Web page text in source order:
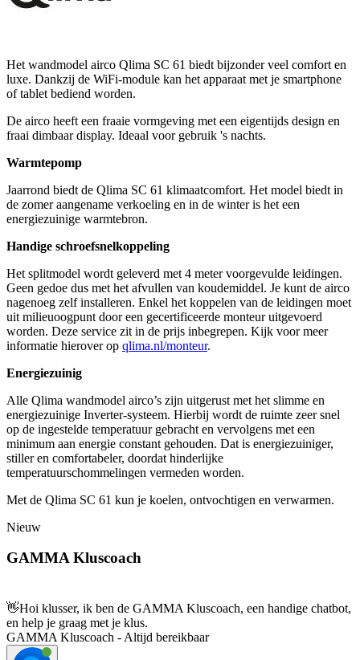
Het wandmodel airco Qlima SC 61 biedt bijzonder veel comfort en
luxe. Dankzij de WiFi-module kan het apparaat met je smartphone
of tablet bediend worden.
De airco heeft een fraaie vormgeving met een eigentijds design en
fraai dimbaar display. Ideaal voor gebruik 's nachts.
Warmtepomp
Jaarrond biedt de Qlima SC 61 klimaatcomfort. Het model biedt in
de zomer aangename verkoeling en in de winter is het een
energiezuinige warmtebron.
Handige schroefsnelkoppeling
Het splitmodel wordt geleverd met 4 meter voorgevulde leidingen.
Geen gedoe dus met het afvullen van koudemiddel. Je kunt de airco
nagenoeg zelf installeren. Enkel het koppelen van de leidingen moet
uit milieuoogpunt door een gecertificeerde monteur uitgevoerd
worden. Deze service zit in de prijs inbegrepen. Kijk voor meer
informatie hierover op qlima.nl/monteur.
Energiezuinig
Alle Qlima wandmodel airco’s zijn uitgerust met het slimme en
energiezuinige Inverter-systeem. Hierbij wordt de ruimte zeer snel
op de ingestelde temperatuur gebracht en vervolgens met een
minimum aan energie constant gehouden. Dat is energiezuiniger,
stiller en comfortabeler, doordat hinderlijke
temperatuurschommelingen vermeden worden.
Met de Qlima SC 61 kun je koelen, ontvochtigen en verwarmen.
Nieuw
GAMMA Kluscoach
👋Hoi klusser, ik ben de GAMMA Kluscoach, een handige chatbot,
en help je graag met je klus.
GAMMA Kluscoach - Altijd bereikbaar